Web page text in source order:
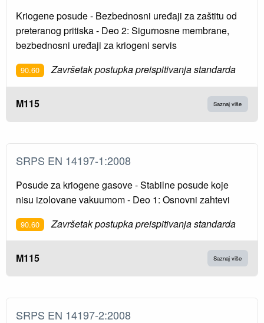
Kriogene posude - Bezbednosni uređaji za zaštitu od
preteranog pritiska - Deo 2: Sigurnosne membrane,
bezbednosni uređaji za kriogeni servis
90.60 Završetak postupka preispitivanja standarda
M115 Saznaj više
SRPS EN 14197-1:2008
Posude za kriogene gasove - Stabilne posude koje
nisu izolovane vakuumom - Deo 1: Osnovni zahtevi
90.60 Završetak postupka preispitivanja standarda
M115 Saznaj više
SRPS EN 14197-2:2008